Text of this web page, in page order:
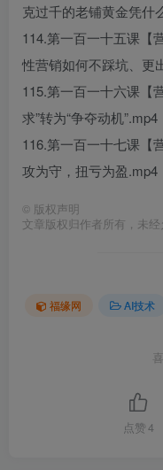
克过千的老铺黄金凭什
114.第一百一十五课【
性营销如何不踩坑、更
115.第一百一十六课【
求”转为“争夺动机”.mp4
116.第一百一十七课
攻为守，扭亏为盈.mp4
© 版权声明
文章版权归作者所有，未经
福缘网 AI技术
点赞 4